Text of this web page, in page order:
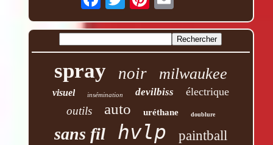
spray noir milwaukee
visuel insémination devilbiss électrique
outils auto uréthane doublure
sans fil hvlp paintball